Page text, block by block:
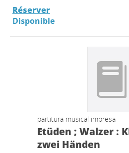
Réserver
Disponible
partitura musical impresa
Etüden ; Walzer :
zwei Händen